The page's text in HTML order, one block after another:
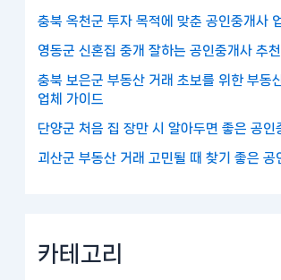
충북 옥천군 투자 목적에 맞춘 공인중개사
영동군 신혼집 중개 잘하는 공인중개사 추
충북 보은군 부동산 거래 초보를 위한 부동
업체 가이드
단양군 처음 집 장만 시 알아두면 좋은 공인
괴산군 부동산 거래 고민될 때 찾기 좋은 공
카테고리